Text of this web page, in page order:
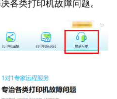
各类打印机故障问题。